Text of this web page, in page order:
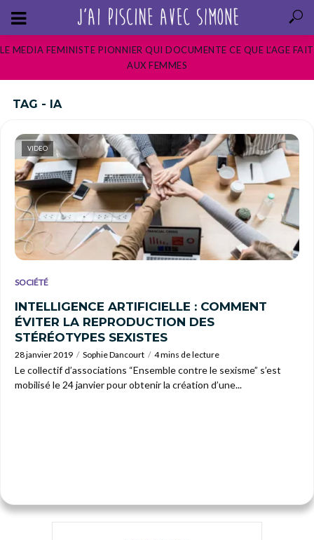
LE MEDIA FEMINISTE PIONNIER QUI DOCUMENTE CE QUE L’AGE FAIT
AUX FEMMES
TAG - IA
VIDEO
SOCIÉTÉ
INTELLIGENCE ARTIFICIELLE : COMMENT
ÉVITER LA REPRODUCTION DES
STÉRÉOTYPES SEXISTES
28 janvier 2019 Sophie Dancourt 4 mins de lecture
Le collectif d’associations “Ensemble contre le sexisme” s’est
mobilisé le 24 janvier pour obtenir la création d’une...